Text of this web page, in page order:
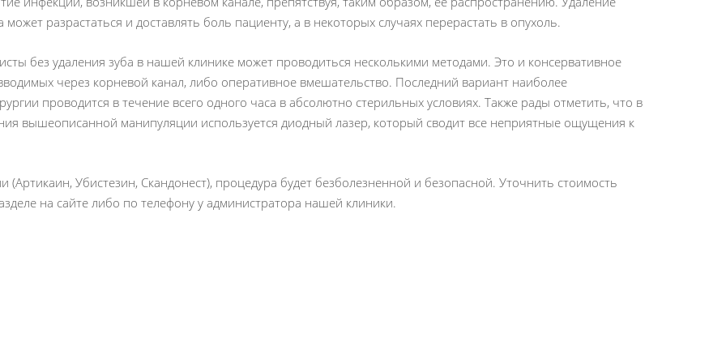
разрастаться и доставлять боль пациенту, а в некоторых случаях перерастать в опухоль.
без удаления зуба в нашей клинике может проводиться несколькими методами. Это и консервативное
через корневой канал, либо оперативное вмешательство. Последний вариант наиболее
проводится в течение всего одного часа в абсолютно стерильных условиях. Также рады отметить, что в
вышеописанной манипуляции используется диодный лазер, который сводит все неприятные ощущения к
Убистезин, Скандонест), процедура будет безболезненной и безопасной. Уточнить стоимость
на сайте либо по телефону у администратора нашей клиники.